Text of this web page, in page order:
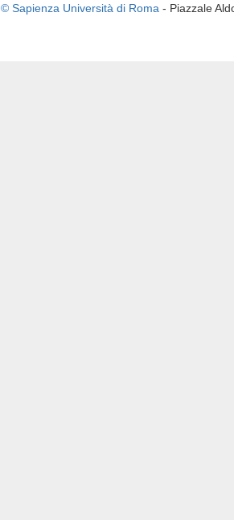
© Sapienza Università di Roma - Piazzale